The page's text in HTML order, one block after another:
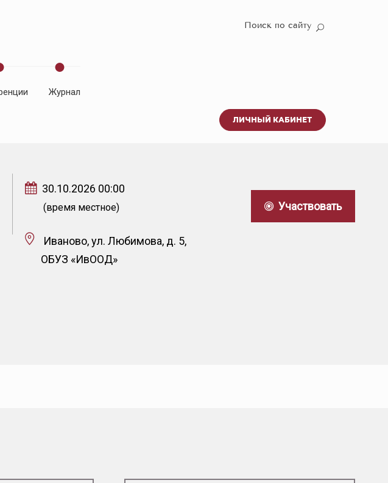
Поиск по сайту
Журнал
ЛИЧНЫЙ КАБИНЕТ
30.10.2026 00:00
(время местное)
Иваново, ул. Любимова, д. 5,
ОБУЗ «ИвООД»
Участвовать